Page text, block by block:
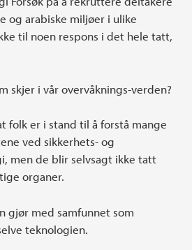
og arabiske miljøer i ulike
til noen respons i det hele tatt,
skjer i vår overvåknings-verden?
folk er i stand til å forstå mange
ved sikkerhets- og
men de blir selvsagt ikke tatt
organer.
gjør med samfunnet som
teknologien.